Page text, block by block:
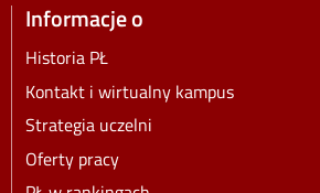
Informacje o
Historia PŁ
Kontakt i wirtualny kampus
Strategia uczelni
Oferty pracy